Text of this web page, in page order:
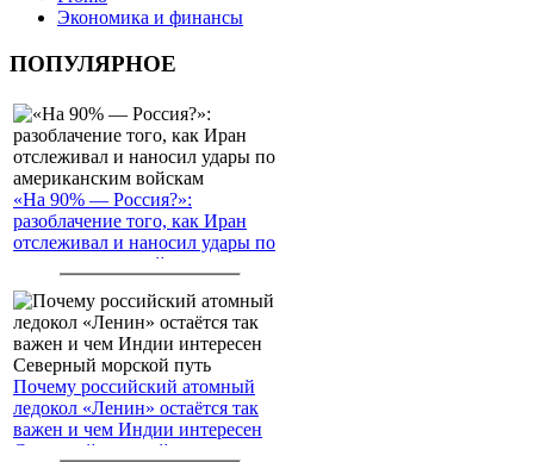
Экономика и финансы
ПОПУЛЯРНОЕ
«На 90% — Россия?»:
разоблачение того, как Иран
отслеживал и наносил удары по
американским войскам
Почему российский атомный
ледокол «Ленин» остаётся так
важен и чем Индии интересен
Северный морской путь